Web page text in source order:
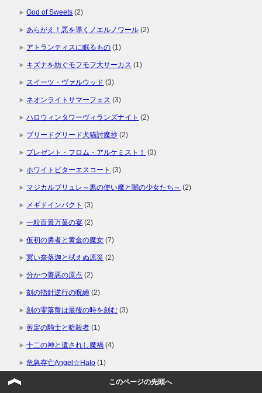
God of Sweets (2)
あらがえ！悪を導くノエルノワール (2)
アトランティスに眠るもの (1)
キズナを紡ぐモフモフ大サーカス (1)
スイーツ・ヴァルウッド (3)
ネオンライトサマーフェス (3)
ハロウィンタワーヴィランズナイト (2)
ブリードグリード犬猫討魔抄 (2)
プレゼント・フロム・アルケミスト！ (3)
ホワイトビターエスコート (3)
マジカルブリュレ～黒の使い魔と闇の少女たち～ (2)
メギドインパクト (3)
一粒百景万菓の宴 (2)
仮初の勇者と黄金の魔女 (7)
冥い奈落迦と拭えぬ原災 (2)
分かつ善悪の原点 (2)
刻の指針逆行の呪縛 (2)
刻の零落盤は最後の時を刻む (3)
剪定の騎士と暗殺者 (1)
十二の神と遺されし魔禍 (4)
危急存亡Angel☆Halo (1)
このページの先頭へ